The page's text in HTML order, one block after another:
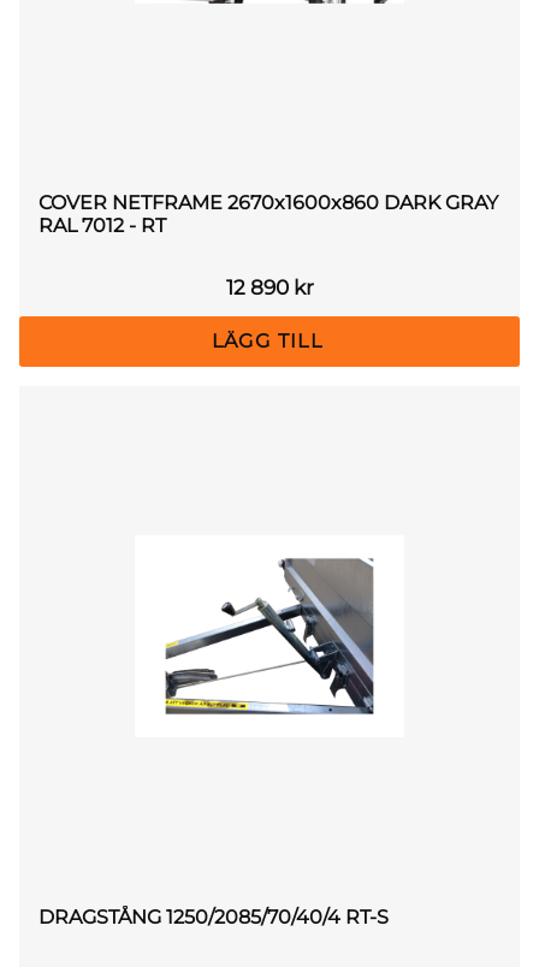
COVER NETFRAME 2670x1600x860 DARK GRAY
RAL 7012 - RT
12 890kr
DRAGSTÅNG 1250/2085/70/40/4 RT-S